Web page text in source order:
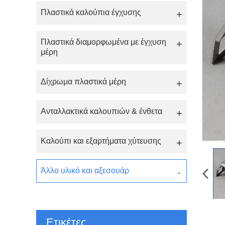
Πλαστικά καλούπια έγχυσης
Πλαστικά διαμορφωμένα με έγχυση
μέρη
Δίχρωμα πλαστικά μέρη
Ανταλλακτικά καλουπιών & ένθετα
Καλούπι και εξαρτήματα χύτευσης
Άλλο υλικό και αξεσουάρ
Ετικέτες